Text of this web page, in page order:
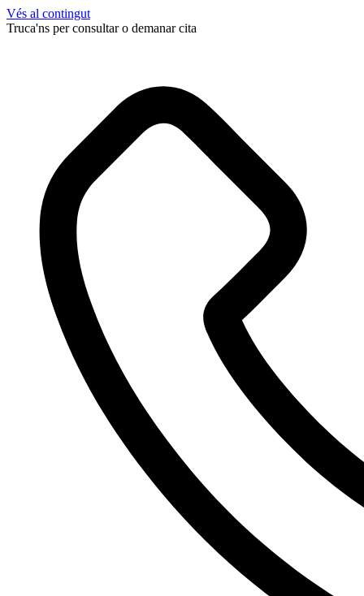
Vés al contingut
Truca'ns per consultar o demanar cita